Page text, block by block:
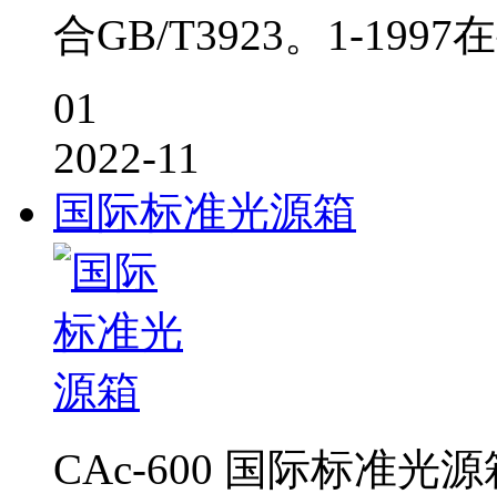
合GB/T3923。1-1997
01
2022-11
国际标准光源箱
CAc-600 国际标准光